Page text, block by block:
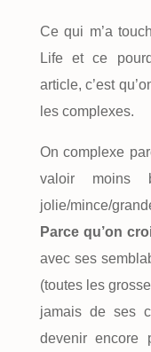
Ce qui m’a
Life et ce
article, c’est
les complexes.
On complexe
valoir moins
jolie/mince/
Parce qu’on
avec ses
(toutes les
jamais de ses
devenir encore